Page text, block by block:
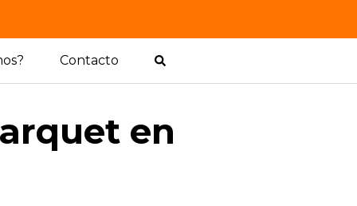
Contacto
en